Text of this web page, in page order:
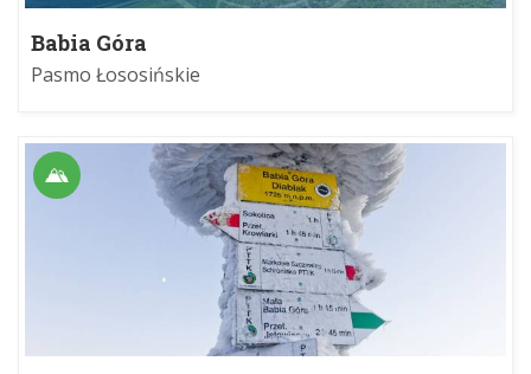
Babia Góra
Pasmo Łososińskie